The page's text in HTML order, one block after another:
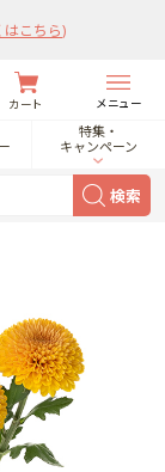
こちら)
カート メニュー
特集・
キャンペーン
検索